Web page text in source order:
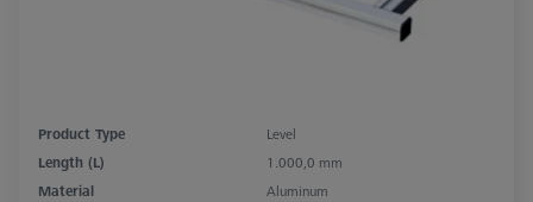
Product Type
Level
Length (L)
1.000,0 mm
Material
Aluminum